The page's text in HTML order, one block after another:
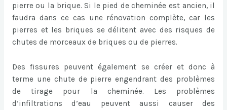
pierre ou la brique. Si le pied de cheminée est ancien, il
faudra dans ce cas une rénovation complète, car les
pierres et les briques se délitent avec des risques de
chutes de morceaux de briques ou de pierres.
Des fissures peuvent également se créer et donc à
terme une chute de pierre engendrant des problèmes
de tirage pour la cheminée. Les problèmes
d’infiltrations d’eau peuvent aussi causer des